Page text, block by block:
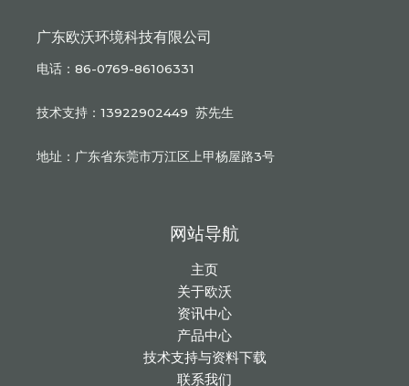
广东欧沃环境科技有限公司
电话：86-0769-86106331
技术支持：13922902449 苏先生
地址：广东省东莞市万江区上甲杨屋路3号
网站导航
主页
关于欧沃
资讯中心
产品中心
技术支持与资料下载
联系我们